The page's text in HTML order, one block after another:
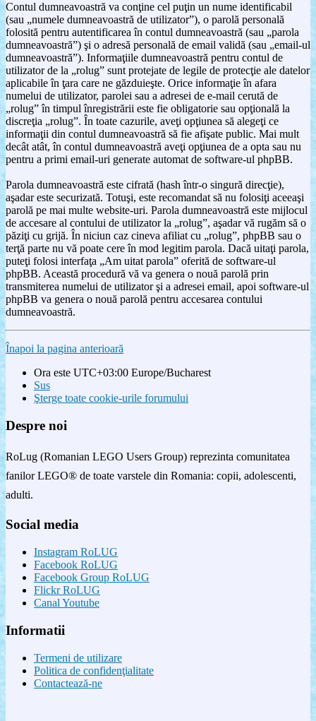
Contul dumneavoastră va conţine cel puţin un nume identificabil
(sau „numele dumneavoastră de utilizator”), o parolă personală
folosită pentru autentificarea în contul dumneavoastră (sau „parola
dumneavoastră”) şi o adresă personală de email validă (sau „email-ul
dumneavoastră”). Informaţiile dumneavoastră pentru contul de
utilizator de la „rolug” sunt protejate de legile de protecţie ale datelor
aplicabile în ţara care ne găzduieşte. Orice informaţie în afara
numelui de utilizator, parolei sau a adresei de e-mail cerută de
„rolug” în timpul înregistrării este fie obligatorie sau opţională la
discreţia „rolug”. În toate cazurile, aveţi opţiunea să alegeţi ce
informaţii din contul dumneavoastră să fie afişate public. Mai mult
decât atât, în contul dumneavoastră aveţi opţiunea de a opta sau nu
pentru a primi email-uri generate automat de software-ul phpBB.
Parola dumneavoastră este cifrată (hash într-o singură direcţie),
aşadar este securizată. Totuşi, este recomandat să nu folosiţi aceeaşi
parolă pe mai multe website-uri. Parola dumneavoastră este mijlocul
de accesare al contului de utilizator la „rolug”, aşadar vă rugăm să o
păziţi cu grijă. În niciun caz cineva afiliat cu „rolug”, phpBB sau o
terţă parte nu vă poate cere în mod legitim parola. Dacă uitaţi parola,
puteţi folosi interfaţa „Am uitat parola” oferită de software-ul
phpBB. Această procedură vă va genera o nouă parolă prin
transmiterea numelui de utilizator şi a adresei email, apoi software-ul
phpBB va genera o nouă parolă pentru accesarea contului
dumneavoastră.
Înapoi la pagina anterioară
Ora este UTC+03:00 Europe/Bucharest
Sus
Şterge toate cookie-urile forumului
Despre noi
RoLug (Romanian LEGO Users Group) reprezinta comunitatea
fanilor LEGO® de toate varstele din Romania: copii, adolescenti,
adulti.
Social media
Instagram RoLUG
Facebook RoLUG
Facebook Group RoLUG
Flickr RoLUG
Canal Youtube
Informatii
Termeni de utilizare
Politica de confidenţialitate
Contactează-ne